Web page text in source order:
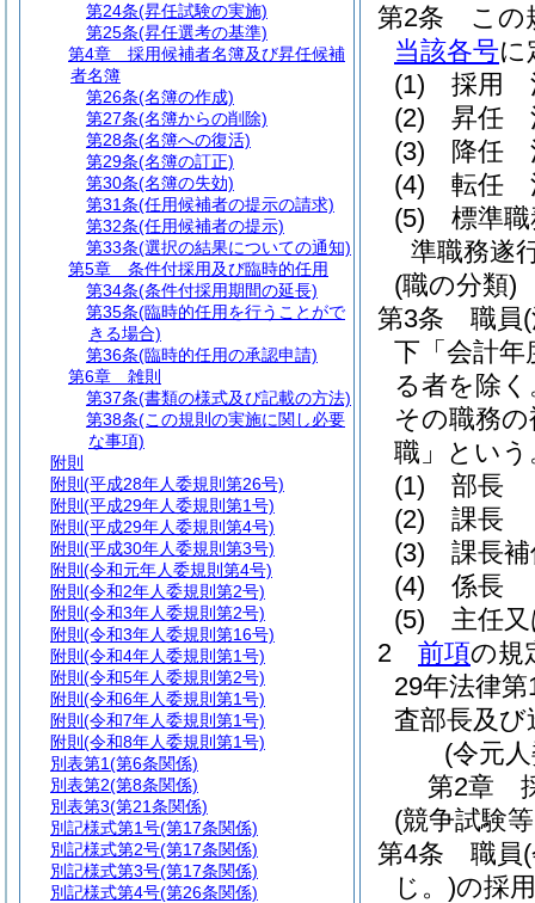
第2条
この
当該各号に
(1)
採用
(2)
昇任
(3)
降任
(4)
転任
(5)
標準
準職務遂
(職の分類)
第3条
職員
下「会計年
る者を除く
その職務
職」という
(1)
部長
(2)
課長
(3)
課長
(4)
係長
(5)
主任
2
前項の規
29年法律第
査部長及
(令元
第2章
(競争試験
第4条
職員
じ。)の採用
第24条(昇任試験の実施)
第25条(昇任選考の基準)
第4章
採用候補者名簿及び昇任候補
者名簿
第26条(名簿の作成)
第27条(名簿からの削除)
第28条(名簿への復活)
第29条(名簿の訂正)
第30条(名簿の失効)
第31条(任用候補者の提示の請求)
第32条(任用候補者の提示)
第33条(選択の結果についての通知)
第5章
条件付採用及び臨時的任用
第34条(条件付採用期間の延長)
第35条(臨時的任用を行うことがで
きる場合)
第36条(臨時的任用の承認申請)
第6章
雑則
第37条(書類の様式及び記載の方法)
第38条(この規則の実施に関し必要
な事項)
附則
附則 (平成28年人委規則第26号)
附則 (平成29年人委規則第1号)
附則 (平成29年人委規則第4号)
附則 (平成30年人委規則第3号)
附則 (令和元年人委規則第4号)
附則 (令和2年人委規則第2号)
附則 (令和3年人委規則第2号)
附則 (令和3年人委規則第16号)
附則 (令和4年人委規則第1号)
附則 (令和5年人委規則第2号)
附則 (令和6年人委規則第1号)
附則 (令和7年人委規則第1号)
附則 (令和8年人委規則第1号)
別表第1(第6条関係)
別表第2(第8条関係)
別表第3(第21条関係)
別記様式第1号(第17条関係)
別記様式第2号(第17条関係)
別記様式第3号(第17条関係)
別記様式第4号(第26条関係)